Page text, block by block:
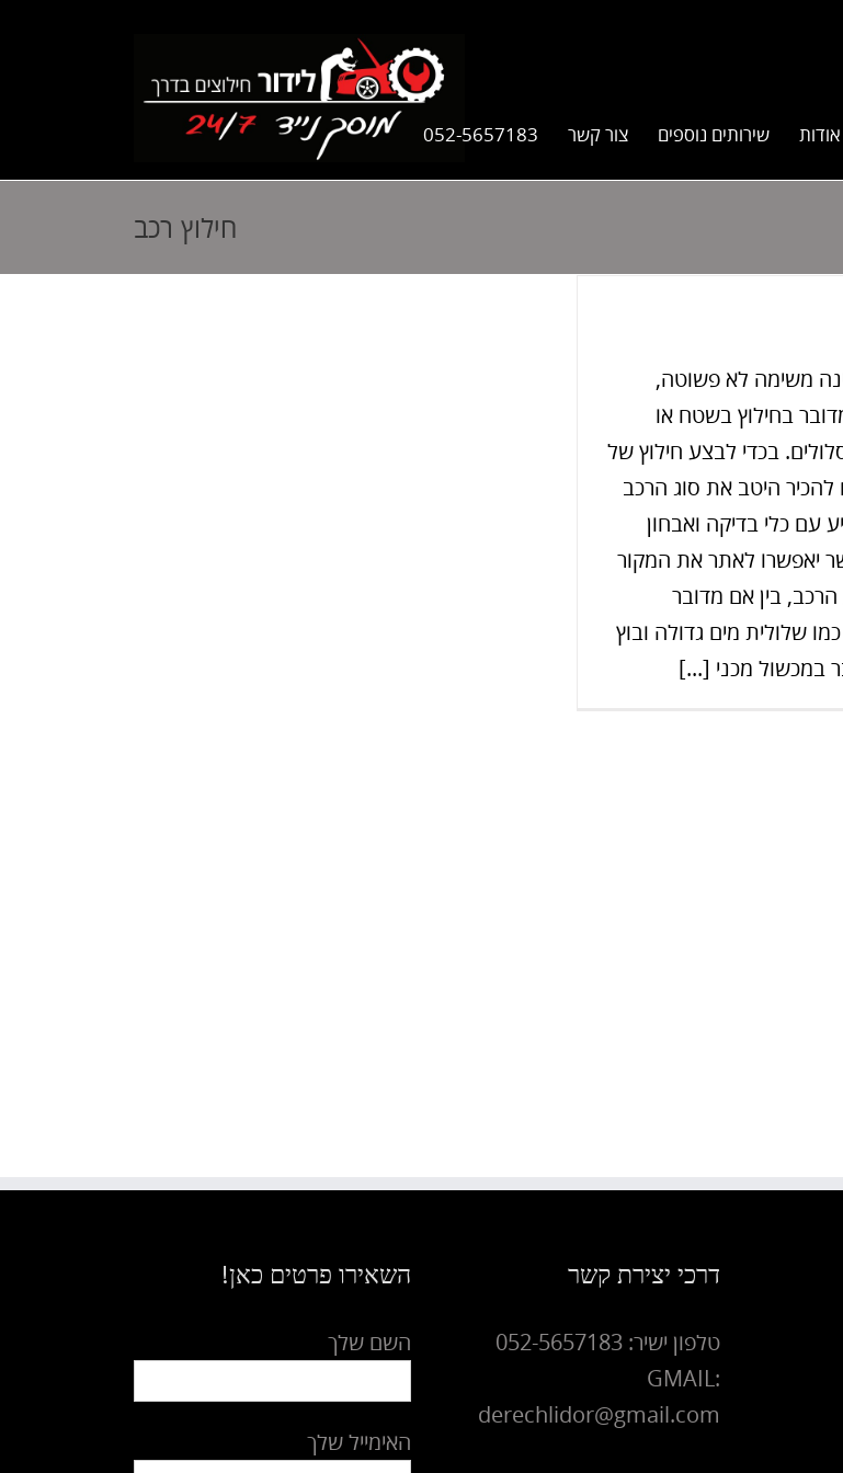
אודות שירותים נוספים צור קשר 052-5657183
חילוץ רכב
משימה לא פשוטה,
בחילוץ בשטח או
בכדי לבצע חילוץ של
להכיר היטב את סוג הרכב
עם כלי בדיקה ואבחון
יאפשרו לאתר את המקור
בין אם מדובר
שלולית מים גדולה ובוץ
במכשול מכני [...]
דרכי יצירת קשר
טלפון ישיר: 052-5657183
GMAIL:
derechlidor@gmail.com
השאירו פרטים כאן!
השם שלך
האימייל שלך